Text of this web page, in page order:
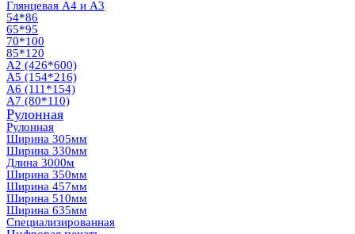
Глянцевая А4 и А3
54*86
65*95
70*100
85*120
А2 (426*600)
А5 (154*216)
А6 (111*154)
А7 (80*110)
Рулонная
Рулонная
Ширина 305мм
Ширина 330мм
Длина 3000м
Ширина 350мм
Ширина 457мм
Ширина 510мм
Ширина 635мм
Специализированная